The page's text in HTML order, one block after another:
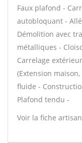
Faux plafond -
autobloquant -
Démolition avec
métalliques -
Carrelage
(Extension
fluide -
Plafond tendu -
Voir la fiche